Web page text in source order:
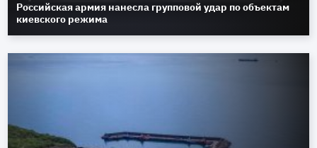
Российская армия нанесла групповой удар по объектам
киевского режима